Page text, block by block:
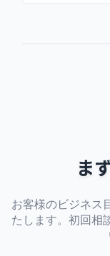
ま
お客様のビジネス
たします。初回相